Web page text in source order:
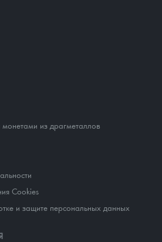
из драгметаллов
Cookies
и защите персональных данных